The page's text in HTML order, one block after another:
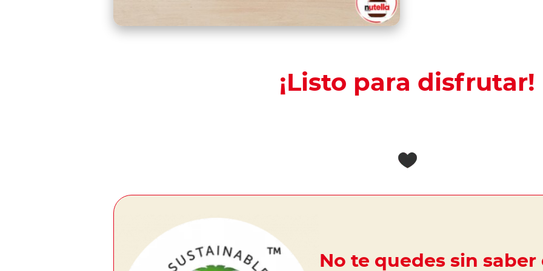
¡Listo para disfrutar!
No te quedes sin